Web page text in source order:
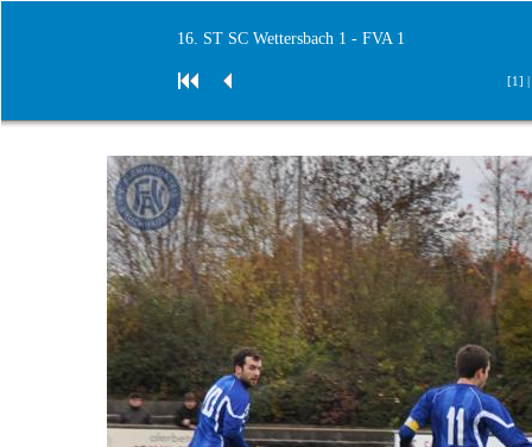
16. ST SC Wettersbach 1 - FVA 1
[1] |